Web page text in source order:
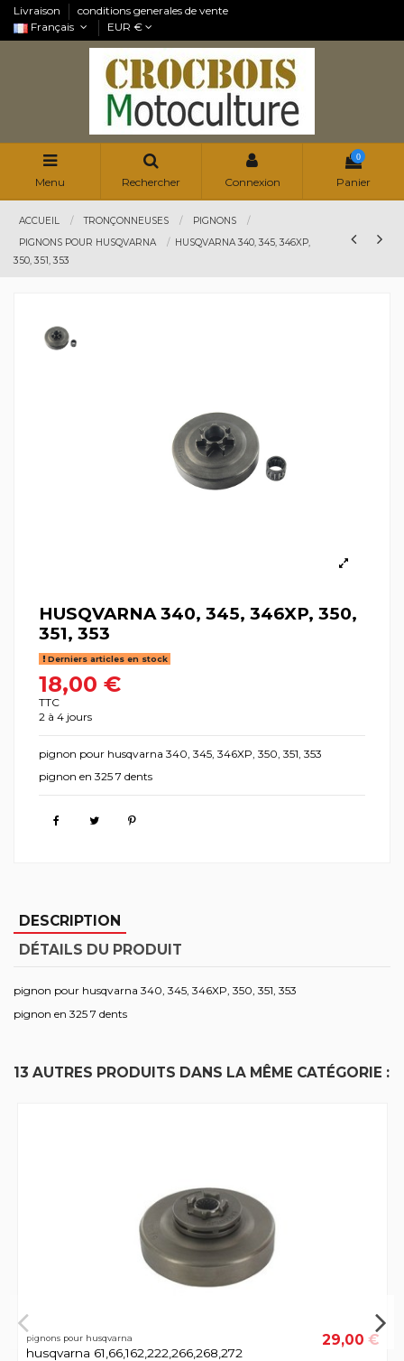
Livraison
conditions generales de vente
Français
EUR €
Menu Rechercher Connexion
0
Panier
ACCUEIL TRONÇONNEUSES
PIGNONS
PIGNONS POUR HUSQVARNA
HUSQVARNA 340, 345, 346XP,
350, 351, 353
HUSQVARNA 340, 345, 346XP, 350,
351, 353
Derniers articles en stock
18,00 €
TTC
2 à 4 jours
pignon pour husqvarna 340, 345, 346XP, 350, 351, 353
pignon en 325 7 dents
DESCRIPTION
DÉTAILS DU PRODUIT
pignon pour husqvarna 340, 345, 346XP, 350, 351, 353
pignon en 325 7 dents
13 AUTRES PRODUITS DANS LA MÊME CATÉGORIE :
pignons pour husqvarna
husqvarna 61,66,162,222,266,268,272
29,00 €